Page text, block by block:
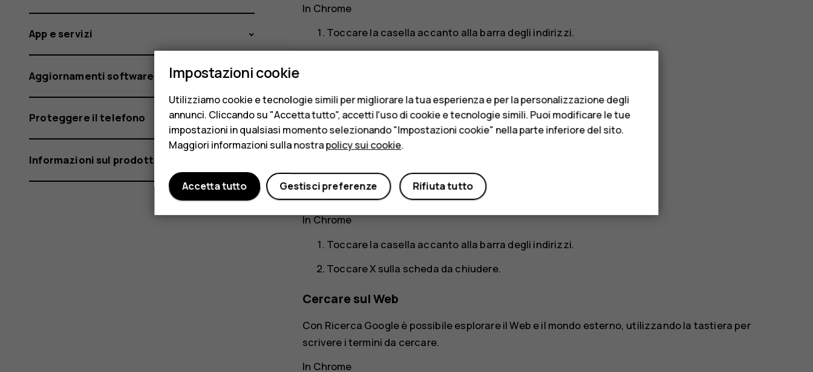
In Chrome
Toccare la casella accanto alla barra degli indirizzi.
In Chrome
Toccare la casella accanto alla barra degli indirizzi.
Chiudere una scheda
In Chrome
Toccare la casella accanto alla barra degli indirizzi.
ToccareX sulla scheda da chiudere.
Cercare sul Web
Con Ricerca Google è possibile esplorare il Web e il mondo esterno, utilizzando la tastiera per
scrivere i termini da cercare.
In Chrome
App e servizi
Aggiornamenti software e backup
Proteggere il telefono
Informazioni sul prodotto e la sicurezza
Impostazioni cookie
Utilizziamo cookie e tecnologie simili per migliorare la tua esperienza e per la personalizzazione degli
annunci. Cliccando su "Accetta tutto", accetti l'uso di cookie e tecnologie simili. Puoi modificare le tue
impostazioni in qualsiasi momento selezionando "Impostazioni cookie" nella parte inferiore del sito.
Maggiori informazioni sulla nostrapolicy sui cookie.
Rifiuta tutto
Gestisci preferenze
Accetta tutto